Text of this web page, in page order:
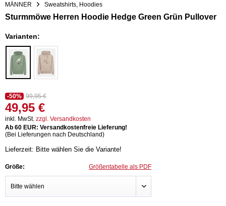
MÄNNER Sweatshirts, Hoodies
Sturmmöwe Herren Hoodie Hedge Green Grün Pullover
Varianten:
-50% 99,95 €
49,95 €
inkl. MwSt. zzgl. Versandkosten
Ab 60 EUR: Versandkostenfreie Lieferung!
(Bei Lieferungen nach Deutschland)
Lieferzeit: Bitte wählen Sie die Variante!
Größe: Größentabelle als PDF